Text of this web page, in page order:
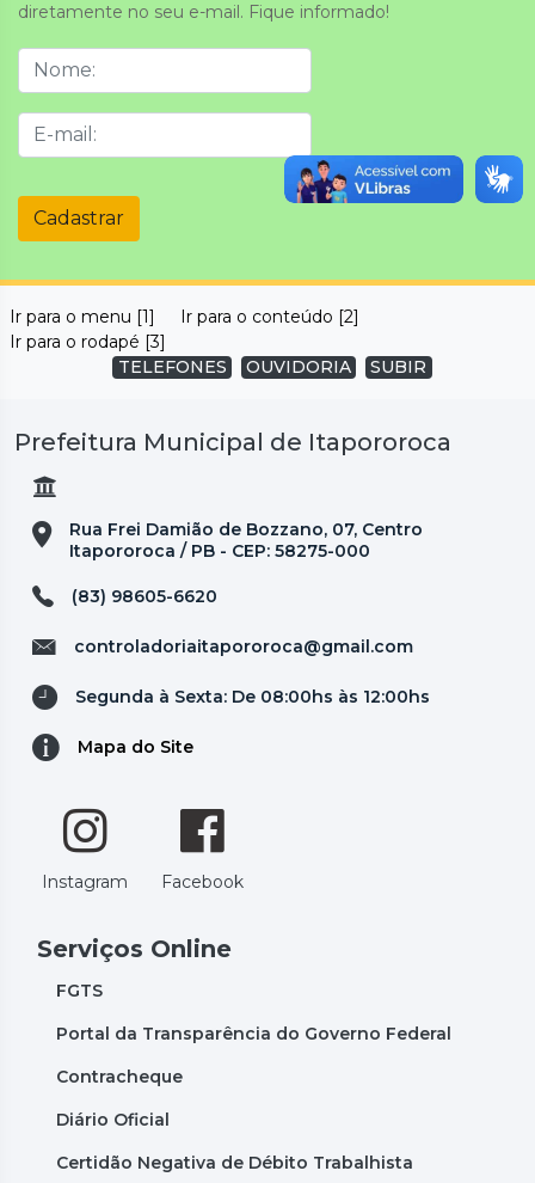
diretamente no seu e-mail. Fique informado!
Cadastrar
Ir para o menu [1]
Ir para o conteúdo [2]
Ir para o rodapé [3]
TELEFONES
OUVIDORIA SUBIR
Prefeitura Municipal de Itapororoca
Rua Frei Damião de Bozzano, 07, Centro
Itapororoca / PB - CEP: 58275-000
(83) 98605-6620
controladoriaitapororoca@gmail.com
Segunda à Sexta: De 08:00hs às 12:00hs
Mapa do Site
Instagram Facebook
Serviços Online
FGTS
Portal da Transparência do Governo Federal
Contracheque
Diário Oficial
Certidão Negativa de Débito Trabalhista